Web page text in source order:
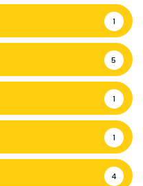
1
5
1
1
4